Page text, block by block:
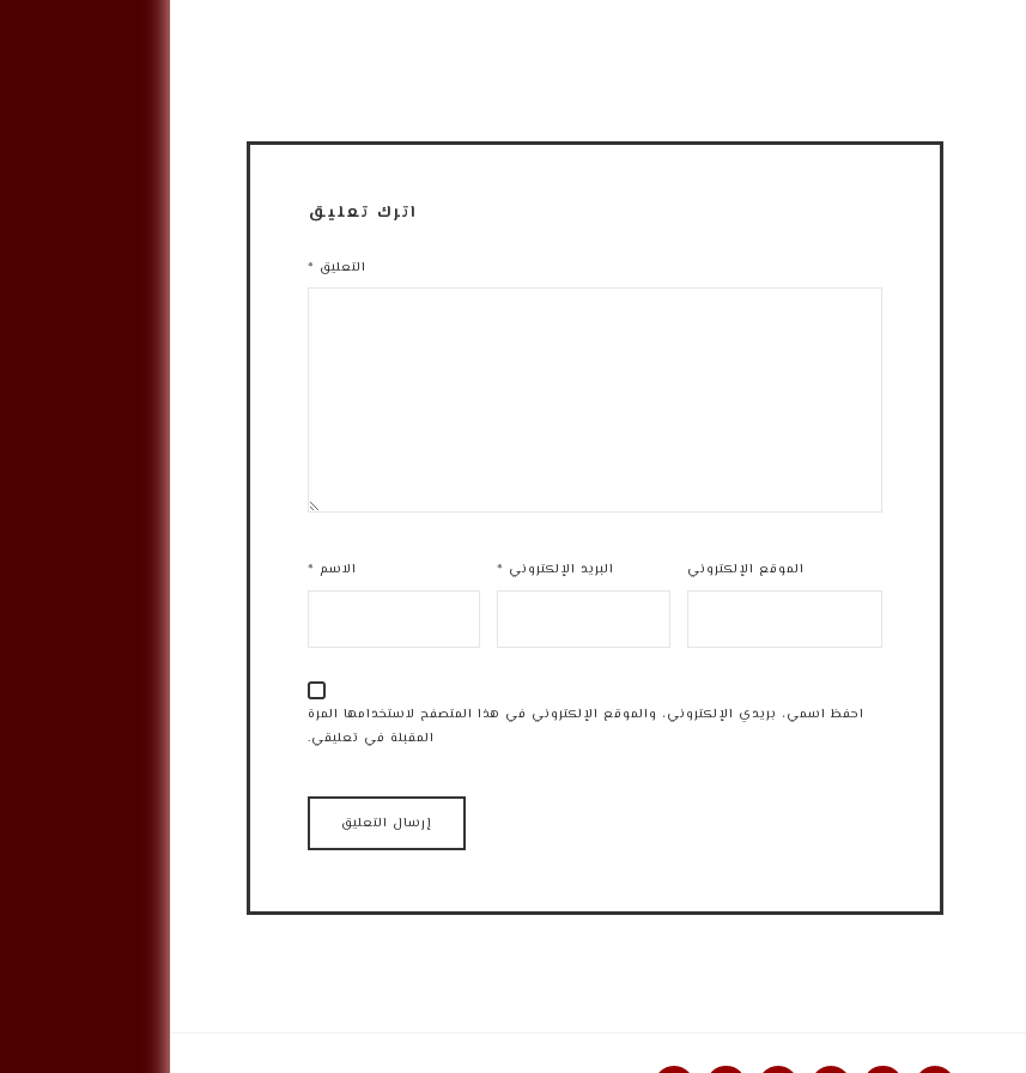
اترك تعليق
التعليق *
الاسم * البريد الإلكتروني * الموقع الإلكتروني
احفظ اسمي، بريدي الإلكتروني، والموقع الإلكتروني في هذا المتصفح لاستخدامها المرة
المقبلة في تعليقي.